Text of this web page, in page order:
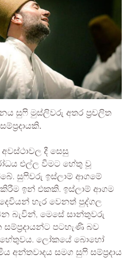
සුෆි මුස්ලිවරු අතර ප්‍රචලිත
සම්ප්‍රදායකි.
දී සෙසු
එල්ල වීමට හේතු වූ
සුෆිවරු ඉස්ලාම් ආගමේ
ඉන් එකකි. ඉස්ලාම් ආගම
හැර වෙනත් පුද්ගල
බැවින්, මෙසේ සාන්තුවරු
පටහැණි බව
හේතුවය. ලෝකයේ බොහෝ
අන්තවාදය සමග සුෆි සම්ප්‍රදාය